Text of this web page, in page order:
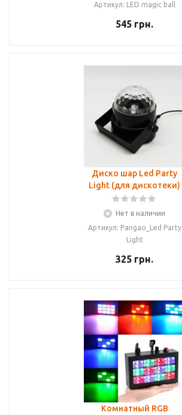
Артикул: LED magic ball
545 грн.
Диско шар Led Party
Light (для дискотеки)
Нет в наличии
Артикул: Pangao_Led Party
Light
325 грн.
Комнатный RGB